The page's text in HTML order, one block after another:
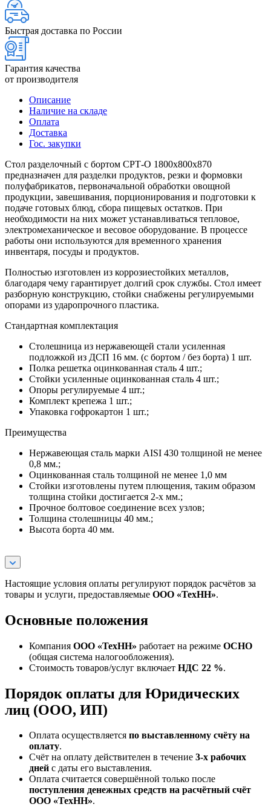
Быстрая доставка по России
Гарантия качества
от производителя
Описание
Наличие на складе
Оплата
Доставка
Гос. закупки
Стол разделочный с бортом СРТ-О 1800х800х870
предназначен для разделки продуктов, резки и формовки
полуфабрикатов, первоначальной обработки овощной
продукции, завешивания, порционирования и подготовки к
подаче готовых блюд, сбора пищевых остатков. При
необходимости на них может устанавливаться тепловое,
электромеханическое и весовое оборудование. В процессе
работы они используются для временного хранения
инвентаря, посуды и продуктов.
Полностью изготовлен из коррозиестойких металлов,
благодаря чему гарантирует долгий срок службы. Стол имеет
разборную конструкцию, стойки снабжены регулируемыми
опорами из ударопрочного пластика.
Стандартная комплектация
Столешница из нержавеющей стали усиленная
подложкой из ДСП 16 мм. (с бортом / без борта) 1 шт.
Полка решетка оцинкованная сталь 4 шт.;
Стойки усиленные оцинкованная сталь 4 шт.;
Опоры регулируемые 4 шт.;
Комплект крепежа 1 шт.;
Упаковка гофрокартон 1 шт.;
Преимущества
Нержавеющая сталь марки AISI 430 толщиной не менее
0,8 мм.;
Оцинкованная сталь толщиной не менее 1,0 мм
Стойки изготовлены путем плющения, таким образом
толщина стойки достигается 2-х мм.;
Прочное болтовое соединение всех узлов;
Толщина столешницы 40 мм.;
Высота борта 40 мм.
Настоящие условия оплаты регулируют порядок расчётов за
товары и услуги, предоставляемые ООО «ТехНН».
Основные положения
Компания ООО «ТехНН» работает на режиме ОСНО
(общая система налогообложения).
Стоимость товаров/услуг включает НДС 22 %.
Порядок оплаты для Юридических
лиц (ООО, ИП)
Оплата осуществляется по выставленному счёту на
оплату.
Счёт на оплату действителен в течение 3‑х рабочих
дней с даты его выставления.
Оплата считается совершённой только после
поступления денежных средств на расчётный счёт
ООО «ТехНН».